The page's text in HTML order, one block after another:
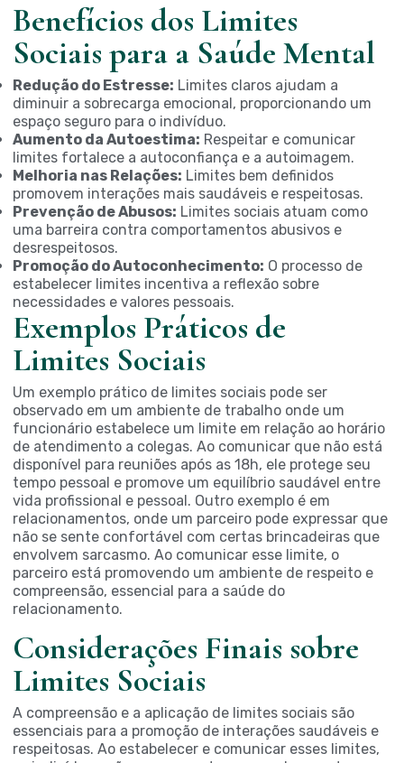
Benefícios dos Limites
Sociais para a Saúde Mental
Redução do Estresse: Limites claros ajudam a
diminuir a sobrecarga emocional, proporcionando um
espaço seguro para o indivíduo.
Aumento da Autoestima: Respeitar e comunicar
limites fortalece a autoconfiança e a autoimagem.
Melhoria nas Relações: Limites bem definidos
promovem interações mais saudáveis e respeitosas.
Prevenção de Abusos: Limites sociais atuam como
uma barreira contra comportamentos abusivos e
desrespeitosos.
Promoção do Autoconhecimento: O processo de
estabelecer limites incentiva a reflexão sobre
necessidades e valores pessoais.
Exemplos Práticos de
Limites Sociais
Um exemplo prático de limites sociais pode ser
observado em um ambiente de trabalho onde um
funcionário estabelece um limite em relação ao horário
de atendimento a colegas. Ao comunicar que não está
disponível para reuniões após as 18h, ele protege seu
tempo pessoal e promove um equilíbrio saudável entre
vida profissional e pessoal. Outro exemplo é em
relacionamentos, onde um parceiro pode expressar que
não se sente confortável com certas brincadeiras que
envolvem sarcasmo. Ao comunicar esse limite, o
parceiro está promovendo um ambiente de respeito e
compreensão, essencial para a saúde do
relacionamento.
Considerações Finais sobre
Limites Sociais
A compreensão e a aplicação de limites sociais são
essenciais para a promoção de interações saudáveis e
respeitosas. Ao estabelecer e comunicar esses limites,